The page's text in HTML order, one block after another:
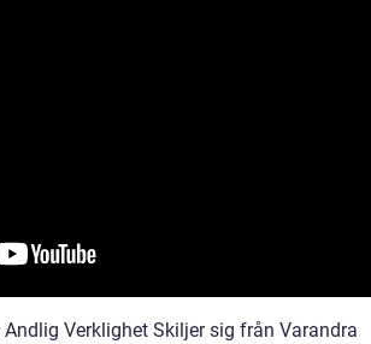
Verklighet Skiljer sig från Varandra